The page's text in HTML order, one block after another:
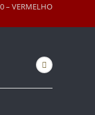
– VERMELHO